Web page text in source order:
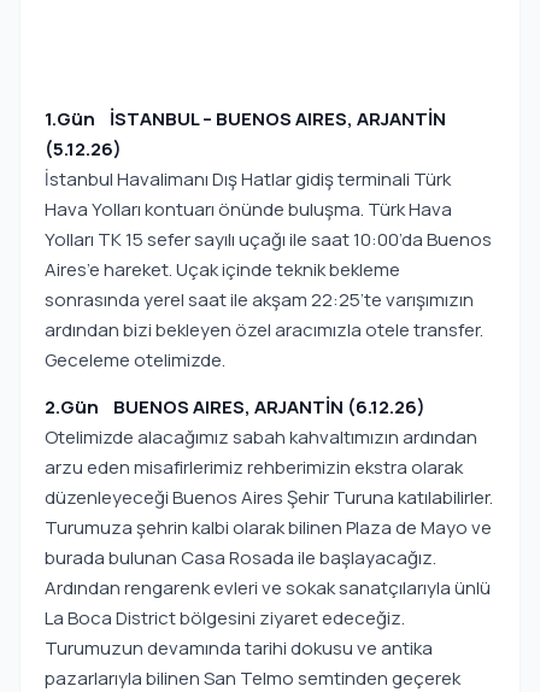
1.Gün İSTANBUL – BUENOS AIRES, ARJANTİN
(5.12.26)
İstanbul Havalimanı Dış Hatlar gidiş terminali Türk
Hava Yolları kontuarı önünde buluşma. Türk Hava
Yolları TK 15 sefer sayılı uçağı ile saat 10:00’da Buenos
Aires’e hareket. Uçak içinde teknik bekleme
sonrasında yerel saat ile akşam 22:25’te varışımızın
ardından bizi bekleyen özel aracımızla otele transfer.
Geceleme otelimizde.
2.Gün BUENOS AIRES, ARJANTİN (6.12.26)
Otelimizde alacağımız sabah kahvaltımızın ardından
arzu eden misafirlerimiz rehberimizin ekstra olarak
düzenleyeceği Buenos Aires Şehir Turuna katılabilirler.
Turumuza şehrin kalbi olarak bilinen Plaza de Mayo ve
burada bulunan Casa Rosada ile başlayacağız.
Ardından rengarenk evleri ve sokak sanatçılarıyla ünlü
La Boca District bölgesini ziyaret edeceğiz.
Turumuzun devamında tarihi dokusu ve antika
pazarlarıyla bilinen San Telmo semtinden geçerek